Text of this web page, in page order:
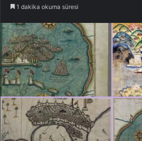
1 dakika okuma süresi